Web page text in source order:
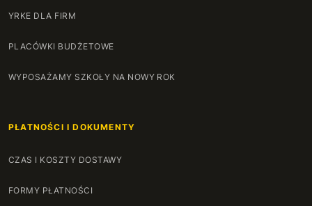
YRKE DLA FIRM
PLACÓWKI BUDŻETOWE
WYPOSAŻAMY SZKOŁY NA NOWY ROK
PŁATNOŚCI I DOKUMENTY
CZAS I KOSZTY DOSTAWY
FORMY PŁATNOŚCI